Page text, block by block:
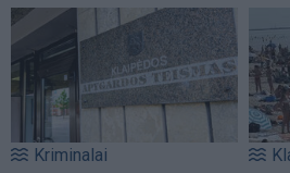
Kriminalai